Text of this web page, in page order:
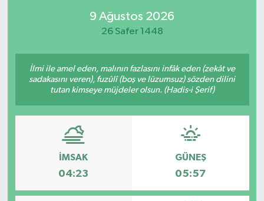
9 Ağustos 2026
26 Safer 1448
İlmi ile amel eden, malının fazlasını infâk eden (zekât ve
sadakasını veren), fuzûlî (boş ve lüzumsuz) sözden dilini
tutan kimseye müjdeler olsun. (Hadis-i Şerif)
İMSAK
04:23
GÜNEŞ
05:57